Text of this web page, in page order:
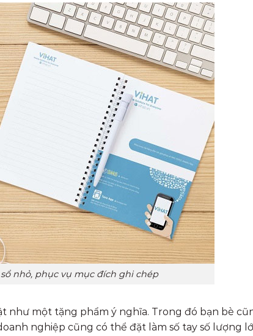
nhỏ, phục vụ mục đích ghi chép
như một tặng phẩm ý nghĩa. Trong đó bạn bè
nghiệp cũng có thể đặt làm số tay số lượng